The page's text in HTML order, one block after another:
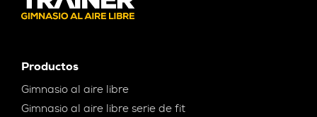
Productos
Gimnasio al aire libre
Gimnasio al aire libre serie de fit